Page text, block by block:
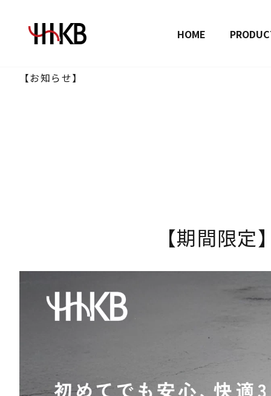
HOME
【お知らせ】
【期間限定